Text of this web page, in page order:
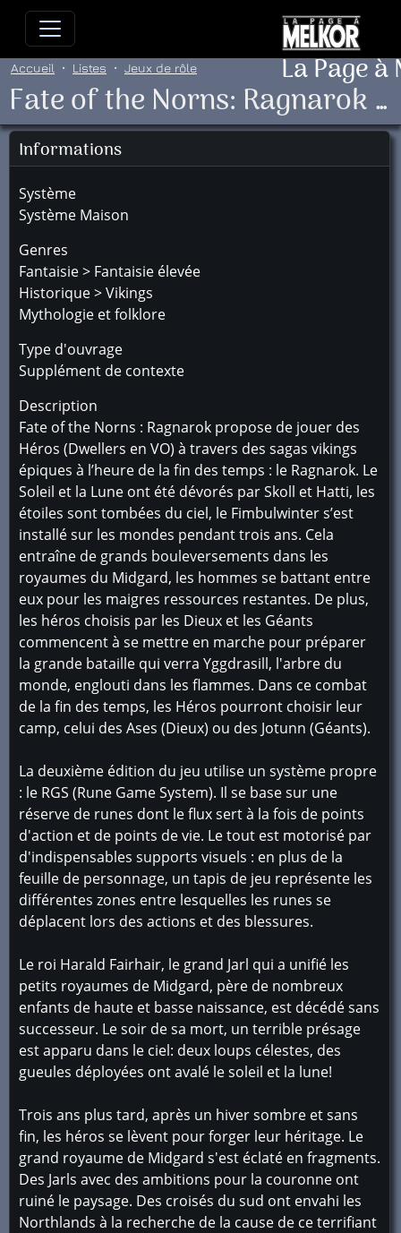
Allez directement au contenu
La Page
Accueil Listes Jeux de rôle
Fate of the Norns: Ragnarok - Denizens of the North
Informations
Système
Système Maison
Genres
Fantaisie > Fantaisie élevée
Historique > Vikings
Mythologie et folklore
Type d'ouvrage
Supplément de contexte
Description
Fate of the Norns : Ragnarok propose de jouer des
Héros (Dwellers en VO) à travers des sagas vikings
épiques à l’heure de la fin des temps : le Ragnarok. Le
Soleil et la Lune ont été dévorés par Skoll et Hatti, les
étoiles sont tombées du ciel, le Fimbulwinter s’est
installé sur les mondes pendant trois ans. Cela
entraîne de grands bouleversements dans les
royaumes du Midgard, les hommes se battant entre
eux pour les maigres ressources restantes. De plus,
les héros choisis par les Dieux et les Géants
commencent à se mettre en marche pour préparer
la grande bataille qui verra Yggdrasill, l'arbre du
monde, englouti dans les flammes. Dans ce combat
de la fin des temps, les Héros pourront choisir leur
camp, celui des Ases (Dieux) ou des Jotunn (Géants).
La deuxième édition du jeu utilise un système propre
: le RGS (Rune Game System). Il se base sur une
réserve de runes dont le flux sert à la fois de points
d'action et de points de vie. Le tout est motorisé par
d'indispensables supports visuels : en plus de la
feuille de personnage, un tapis de jeu représente les
différentes zones entre lesquelles les runes se
déplacent lors des actions et des blessures.
Le roi Harald Fairhair, le grand Jarl qui a unifié les
petits royaumes de Midgard, père de nombreux
enfants de haute et basse naissance, est décédé sans
successeur. Le soir de sa mort, un terrible présage
est apparu dans le ciel: deux loups célestes, des
gueules déployées ont avalé le soleil et la lune!
Trois ans plus tard, après un hiver sombre et sans
fin, les héros se lèvent pour forger leur héritage. Le
grand royaume de Midgard s'est éclaté en fragments.
Des Jarls avec des ambitions pour la couronne ont
ruiné le paysage. Des croisés du sud ont envahi les
Northlands à la recherche de la cause de ce terrifiant